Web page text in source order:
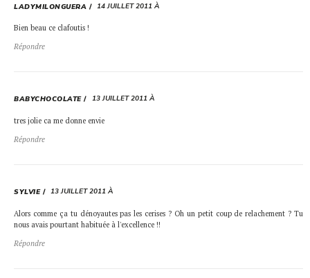
LADYMILONGUERA 14 JUILLET 2011 À
Bien beau ce clafoutis !
Répondre
BABYCHOCOLATE 13 JUILLET 2011 À
tres jolie ca me donne envie
Répondre
SYLVIE 13 JUILLET 2011 À
Alors comme ça tu dénoyautes pas les cerises ? Oh un petit coup de relachement ? Tu
nous avais pourtant habituée à l'excellence !!
Répondre